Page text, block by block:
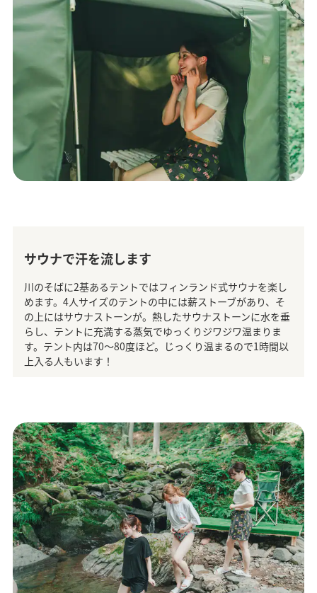
サウナで汗を流します
川のそばに2基あるテントではフィンランド式サウナを楽し
めます。4人サイズのテントの中には薪ストーブがあり、そ
の上にはサウナストーンが。熱したサウナストーンに水を垂
らし、テントに充満する蒸気でゆっくりジワジワ温まりま
す。テント内は70～80度ほど。じっくり温まるので1時間以
上入る人もいます！